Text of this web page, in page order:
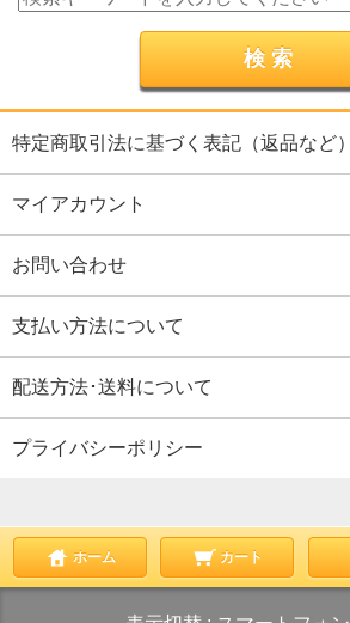
特定商取引法に基づく表記（返品など）
マイアカウント
お問い合わせ
支払い方法について
配送方法･送料について
プライバシーポリシー
ホーム カート